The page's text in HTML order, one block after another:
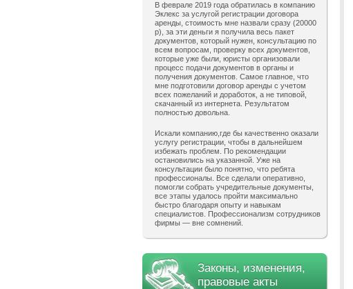
В феврале 2019 года обратилась в компанию
Эклекс за услугой регистрации договора
аренды, стоимость мне назвали сразу (20000
р), за эти деньги я получила весь пакет
документов, который нужен, консультацию по
всем вопросам, проверку всех документов,
которые уже были, юристы организовали
процесс подачи документов в органы и
получения документов. Самое главное, что
мне подготовили договор аренды с учетом
всех пожеланий и доработок, а не типовой,
скачанный из интернета. Результатом
полностью довольна.
Искали компанию,где бы качественно оказали
услугу регистрации, чтобы в дальнейшем
избежать проблем. По рекомендации
остановились на указанной. Уже на
консультации было понятно, что ребята
профессионалы. Все сделали оперативно,
помогли собрать учредительные документы,
все этапы удалось пройти максимально
быстро благодаря опыту и навыкам
специалистов. Профессионализм сотрудников
фирмы — вне сомнений.
Законы, изменения,
правовые акты